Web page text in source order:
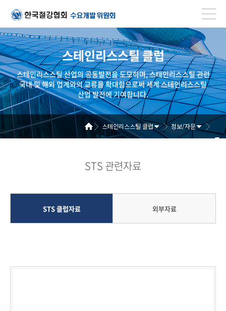
스테인리스스틸 클럽
스테인리스스틸 산업의 공동발전을 도모하며, 스테인리스스틸 관련
국내 및 해외 업계와의 교류를 확대함으로써 세계 스테인리스스틸
산업 발전에 기여합니다.
스테인리스스틸 클럽 정보/자문
STS 관련자료
STS 클럽자료 외부자료